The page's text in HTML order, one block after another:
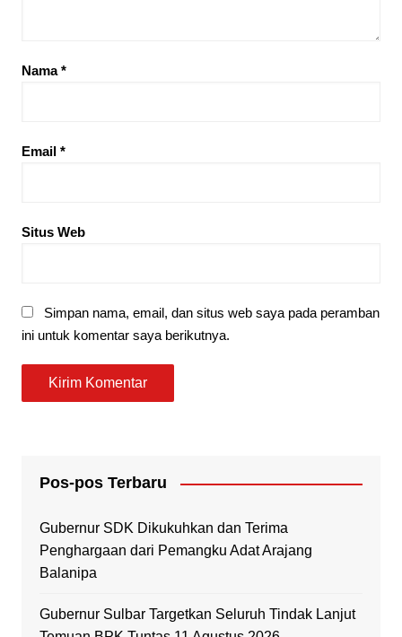
Nama*
Email *
Situs Web
Simpan nama, email, dan situs web saya pada peramban
ini untuk komentar saya berikutnya.
Pos-pos Terbaru
Gubernur SDK Dikukuhkan dan Terima
Penghargaan dari Pemangku Adat Arajang
Balanipa
Gubernur Sulbar Targetkan Seluruh Tindak Lanjut